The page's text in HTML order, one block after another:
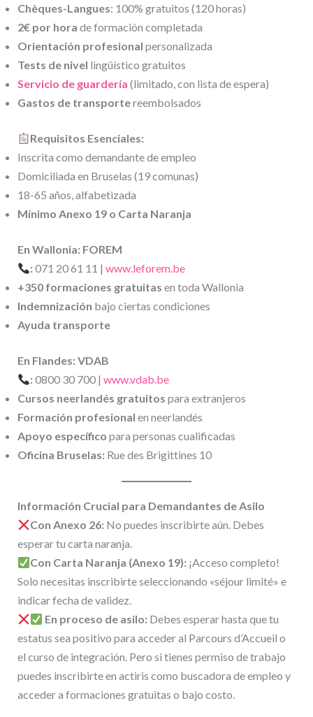
Chèques-Langues: 100% gratuitos (120 horas)
2€ por hora de formación completada
Orientación profesional personalizada
Tests de nivel lingüístico gratuitos
Servicio de guardería (limitado, con lista de espera)
Gastos de transportereembolsados
Requisitos Esenciales:
Inscrita como demandante de empleo
Domiciliada en Bruselas (19 comunas)
18-65 años, alfabetizada
Mínimo Anexo 19 o Carta Naranja
En Wallonia: FOREM
: 071 20 61 11 | www.leforem.be
+350 formaciones gratuitas en toda Wallonia
Indemnización bajo ciertas condiciones
Ayuda transporte
En Flandes: VDAB
: 0800 30 700 | www.vdab.be
Cursos neerlandés gratuitos para extranjeros
Formación profesional en neerlandés
Apoyo específico para personas cualificadas
Oficina Bruselas: Rue des Brigittines 10
Información Crucial para Demandantes de Asilo
Con Anexo 26: No puedes inscribirte aún. Debes
esperar tu carta naranja.
Con Carta Naranja (Anexo 19): ¡Acceso completo!
Solo necesitas inscribirte seleccionando «séjour limité» e
indicar fecha de validez.
En proceso de asilo: Debes esperar hasta que tu
estatus sea positivo para acceder al Parcours d’Accueil o
el curso de integración. Pero si tienes permiso de trabajo
puedes inscribirte en actiris como buscadora de empleo y
acceder a formaciones gratuitas o bajo costo.